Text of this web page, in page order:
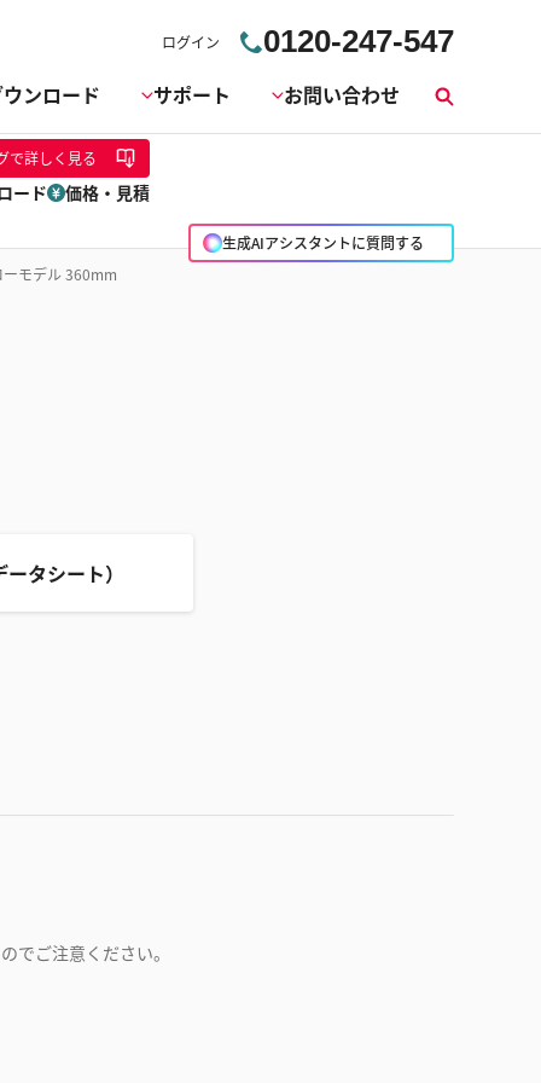
ログイン 0120-247-547
ンロード サポート お問い合わせ
索
生成AIアシスタントに質問する
で詳しく見る
ード 価格・見積
モデル 360mm
タシート）
でご注意ください。